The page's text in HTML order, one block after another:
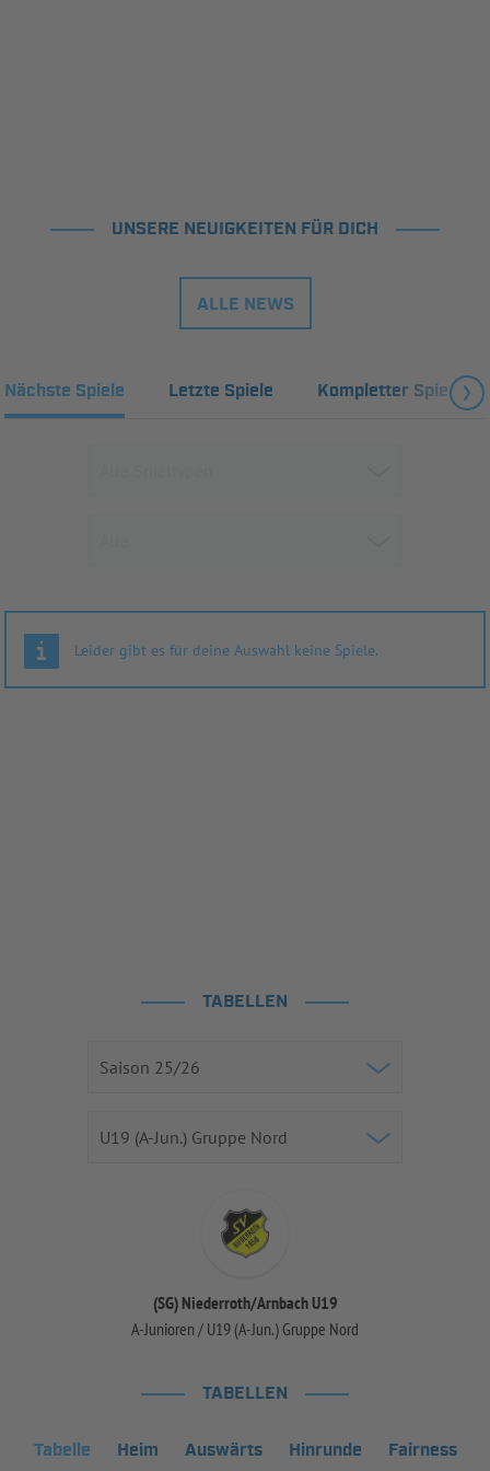
UNSERE NEUIGKEITEN FÜR DICH
ALLE NEWS
Nächste Spiele Letzte Spiele Kompletter Spielplan
Leider gibt es für deine Auswahl keine Spiele.
TABELLEN
(SG) Niederroth/Arnbach U19
A-Junioren / U19 (A-Jun.) Gruppe Nord
TABELLEN
Tabelle Heim Auswärts Hinrunde Fairness